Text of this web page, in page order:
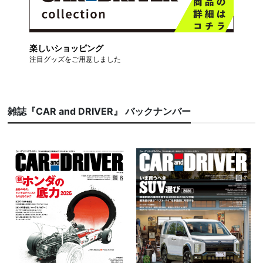
楽しいショッピング
注目グッズをご用意しました
雑誌『CAR and DRIVER』 バックナンバー